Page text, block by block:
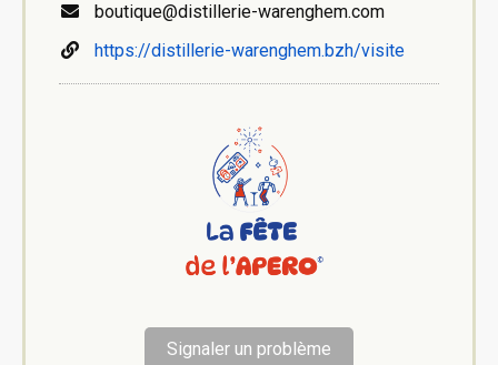
boutique@distillerie-warenghem.com
https://distillerie-warenghem.bzh/visite
Signaler un problème